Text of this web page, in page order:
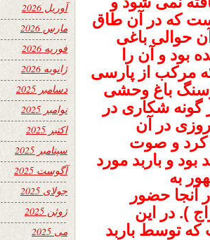
که در آن طاق
حوالی باغی
بود و آن را
مرکب از پارسی
باغ وحشی
گونه شکاری در
در آن
کرد و صوت
و باربد مورد
به
آنجا حضور
). در این
توسط باربد
آوریل 2026
مارس 2026
فوریه 2026
ژانویه 2026
دسامبر 2025
نوامبر 2025
اکتبر 2025
سپتامبر 2025
آگوست 2025
جولای 2025
ژوئن 2025
می 2025